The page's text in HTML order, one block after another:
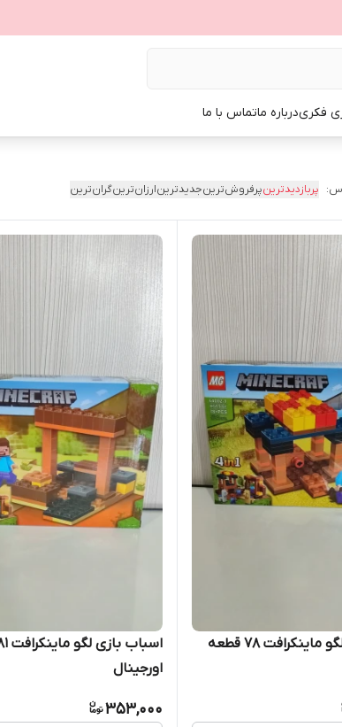
فکریدرباره ماتماس با ما
پربازدیدترینپرفروش‌ترینجدیدترینارزان‌ترینگران‌ترین
اسباب بازی لگو ماینکرافت 78 قطعه
اورجینال
353,000